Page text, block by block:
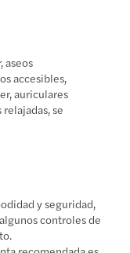
aseos
accesibles,
auriculares
se
y seguridad,
controles de